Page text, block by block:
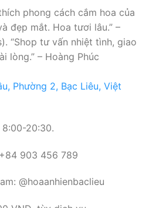
phong cách cắm hoa của
đẹp mắt. Hoa tươi lâu.” –
“Shop tư vấn nhiệt tình, giao
lòng.” – Hoàng Phúc
Phường 2, Bạc Liêu, Việt
20:30.
903 456 789
@hoaanhienbaclieu